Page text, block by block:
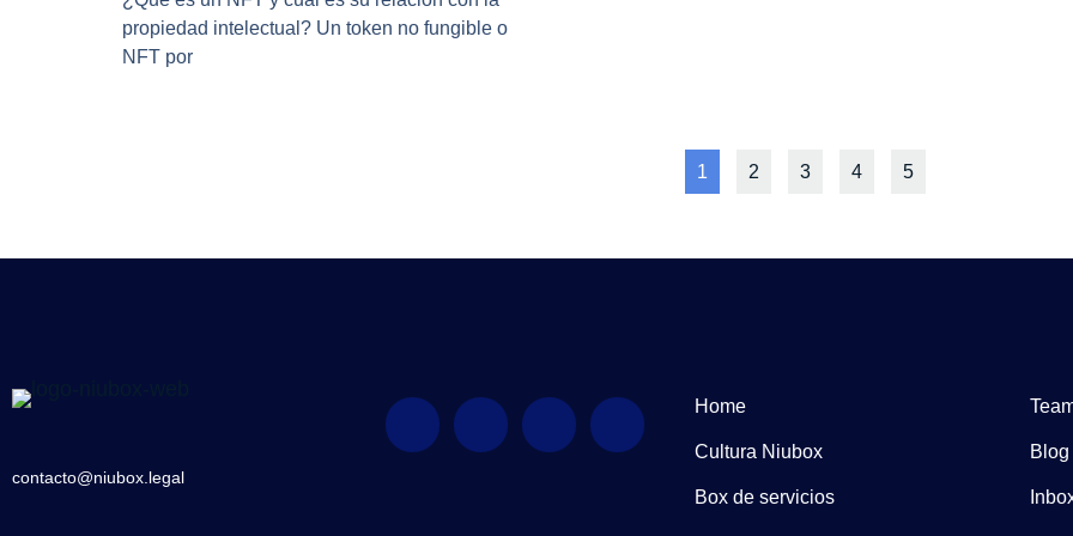
propiedad intelectual? Un token no fungible o
NFT por
1 2 3 4 5
contacto@niubox.legal
Home
Cultura Niubox
Box de servicios
Blog